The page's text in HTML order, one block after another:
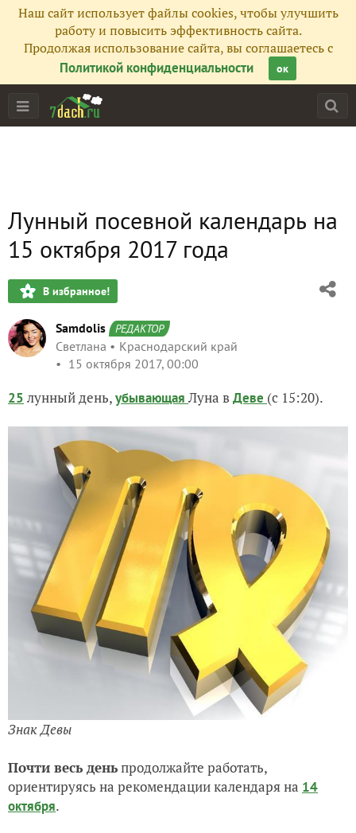
Наш сайт использует файлы cookies, чтобы улучшить
работу и повысить эффективность сайта.
Продолжая использование сайта, вы соглашаетесь с
Политикой конфиденциальности
ок
Лунный посевной календарь на
15 октября 2017 года
В избранное!
Samdolis РЕДАКТОР
Светлана
Краснодарский край
15 октября 2017, 00:00
25 лунный день,убывающая Луна вДеве (с 15:20).
Знак Девы
Почти весь деньпродолжайте работать,
ориентируясь на рекомендации календаря на 14
октября.